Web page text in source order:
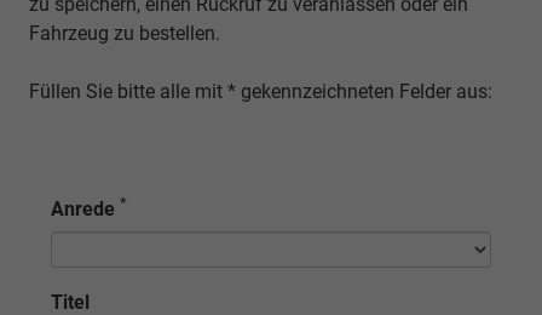
Fahrzeug zu bestellen.
Füllen Sie bitte alle mit * gekennzeichneten Felder aus:
Anrede *
Titel